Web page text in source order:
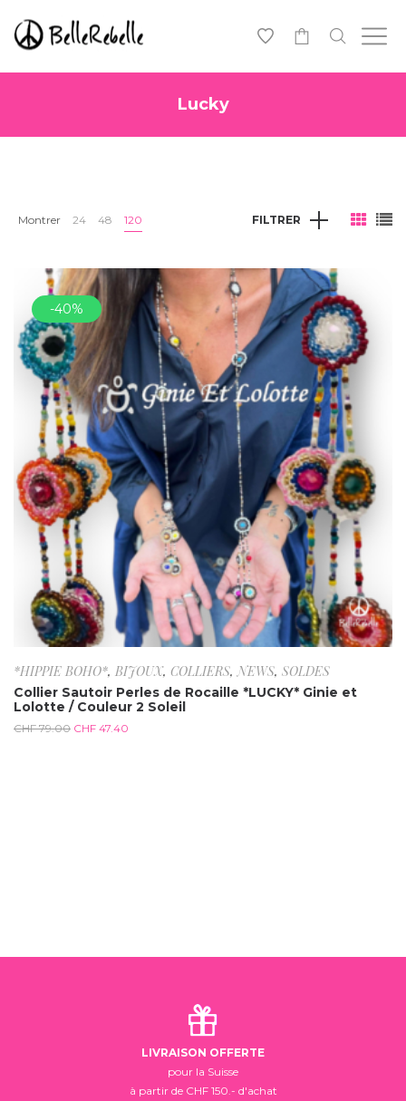
Lucky
Montrer 24 48 120 FILTRER
-40%
*HIPPIE BOHO*, BIJOUX, COLLIERS,NEWS, SOLDES
Collier Sautoir Perles de Rocaille *LUCKY* Ginie et
Lolotte / Couleur 2 Soleil
CHF79.00 CHF 47.40
LIVRAISON OFFERTE
pour la Suisse
à partir de CHF 150.- d'achat